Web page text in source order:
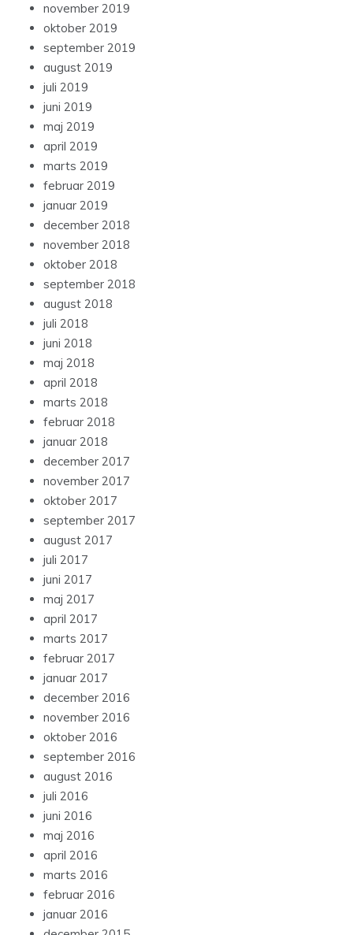
november 2019
oktober 2019
september 2019
august 2019
juli 2019
juni 2019
maj 2019
april 2019
marts 2019
februar 2019
januar 2019
december 2018
november 2018
oktober 2018
september 2018
august 2018
juli 2018
juni 2018
maj 2018
april 2018
marts 2018
februar 2018
januar 2018
december 2017
november 2017
oktober 2017
september 2017
august 2017
juli 2017
juni 2017
maj 2017
april 2017
marts 2017
februar 2017
januar 2017
december 2016
november 2016
oktober 2016
september 2016
august 2016
juli 2016
juni 2016
maj 2016
april 2016
marts 2016
februar 2016
januar 2016